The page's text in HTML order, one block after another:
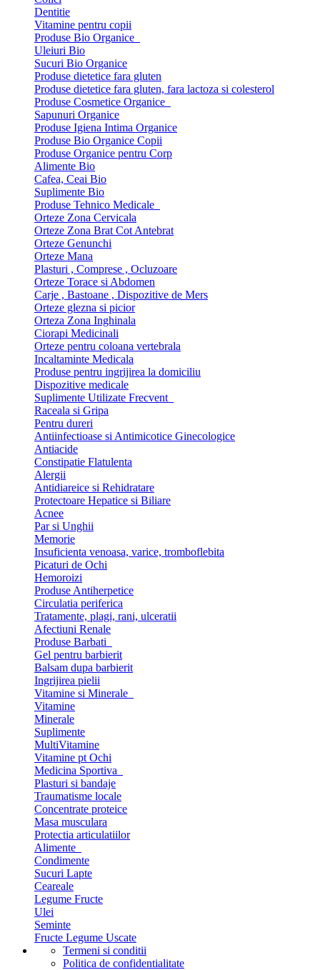
Dentitie
Vitamine pentru copii
Produse Bio Organice
Uleiuri Bio
Sucuri Bio Organice
Produse dietetice fara gluten
Produse dietetice fara gluten, fara lactoza si colesterol
Produse Cosmetice Organice
Sapunuri Organice
Produse Igiena Intima Organice
Produse Bio Organice Copii
Produse Organice pentru Corp
Alimente Bio
Cafea, Ceai Bio
Suplimente Bio
Produse Tehnico Medicale
Orteze Zona Cervicala
Orteze Zona Brat Cot Antebrat
Orteze Genunchi
Orteze Mana
Plasturi , Comprese , Ocluzoare
Orteze Torace si Abdomen
Carje , Bastoane , Dispozitive de Mers
Orteze glezna si picior
Orteza Zona Inghinala
Ciorapi Medicinali
Orteze pentru coloana vertebrala
Incaltaminte Medicala
Produse pentru ingrijirea la domiciliu
Dispozitive medicale
Suplimente Utilizate Frecvent
Raceala si Gripa
Pentru dureri
Antiinfectioase si Antimicotice Ginecologice
Antiacide
Constipatie Flatulenta
Alergii
Antidiareice si Rehidratare
Protectoare Hepatice si Biliare
Acnee
Par si Unghii
Memorie
Insuficienta venoasa, varice, tromboflebita
Picaturi de Ochi
Hemoroizi
Produse Antiherpetice
Circulatia periferica
Tratamente, plagi, rani, ulceratii
Afectiuni Renale
Produse Barbati
Gel pentru barbierit
Balsam dupa barbierit
Ingrijirea pielii
Vitamine si Minerale
Vitamine
Minerale
Suplimente
MultiVitamine
Vitamine pt Ochi
Medicina Sportiva
Plasturi si bandaje
Traumatisme locale
Concentrate proteice
Masa musculara
Protectia articulatiilor
Alimente
Condimente
Sucuri Lapte
Ceareale
Legume Fructe
Ulei
Seminte
Fructe Legume Uscate
Termeni si conditii
Politica de confidentialitate